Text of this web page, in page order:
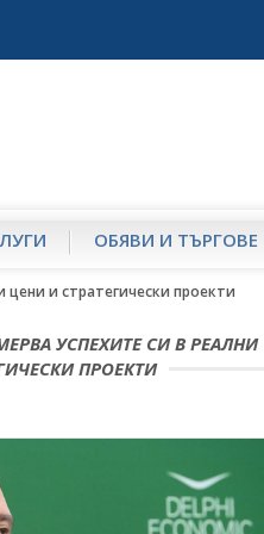
ОБЯВИ И ТЪРГОВЕ
цени и стратегически проекти
УСПЕХИТЕ СИ В РЕАЛНИ
ПРОЕКТИ